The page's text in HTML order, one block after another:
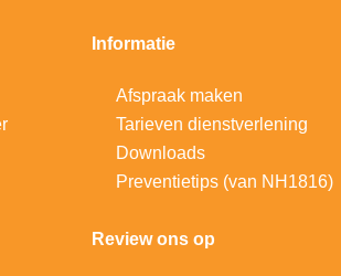
Informatie
Afspraak maken
Tarieven dienstverlening
Downloads
Preventietips (van NH1816)
Review ons op